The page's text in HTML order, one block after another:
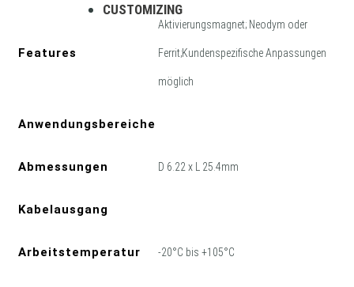
CUSTOMIZING
Features
Aktivierungsmagnet; Neodym oder
Ferrit;Kundenspezifische Anpassungen
möglich
Anwendungsbereiche
Abmessungen D 6.22 x L 25.4mm
Kabelausgang
Arbeitstemperatur -20°C bis +105°C